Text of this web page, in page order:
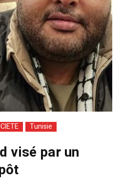
Tunisie
visé par un